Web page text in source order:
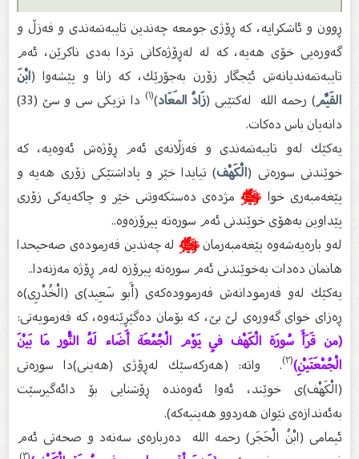
ڕوون و ئاشكرایە، كە ڕۆژى جومعە چەندین تایبەتمەندى و فەزڵ و
گەورەیی خۆى هەیە، كە لە لەڕۆژەكانى تردا بەدى ناكرێن، ئەم
تایبەتمەندیانەش ئێجگار زۆرن بەجۆرێك، كە زانا و پێشەوا (ابْنَ
القَيِّم) رحمه الله لەكتێبى (زَادُ المَعَاد)(١)
دا نزیكى سى و سێ (33)
دانەیان باس دەكات.
یەكێك لەو تایبەتمەندى و فەزڵانەى ئەم ڕۆژەش ئەوەیە، كە
خوێندنى سورەتى (الْكَهْف) تیایدا خێر و پاداشتێكى زۆرى هەیە و
پێغەمبەرى خواﷺمژدەى دەستكەوتنى خێر و چاكەیەكى زۆرى
پێداوین بەهۆى خوێندنى ئەم سورەتە پیرۆزەوە..
لەو بارەیەشەوە پێغەمبەرمانﷺلە چەندین فەرمودەى صەحیحدا
هانمان دەدات بەخوێندنى ئەم سورەتە پیرۆزە لەم ڕۆژە مەزنەدا..
یەكێك لەو فەرمودانەش فەرموودەكەى (أَبو سَعِيد)ى (الْخُدْرِى)ە
ڕەزاى خواى گەورەى لێ بێ، كە بۆمان دەگێڕێتەوە، كە فەرمویەتى:
(من قَرَأَ سُورَة الْكَهْف فِي يَوْم الْجُمُعَة أَضَاء لَهُ النُّور مَا بَيْنَ
الْجُمْعَتَيْنِ)(٢) . واتە: (هەركەسێك لەڕۆژى (هەینى)دا سورەتى
(الْكَهْف)ى خوێند، ئەوا ئەوەندە ڕۆشنایی بۆ دائەگیرسێت
بەئەندازەى نێوان هەردوو هەینیەكە).
ئیمامى (ابْنُ الْحَجَر) رحمه الله دەربارەى سەنەد و صحەتى ئەم